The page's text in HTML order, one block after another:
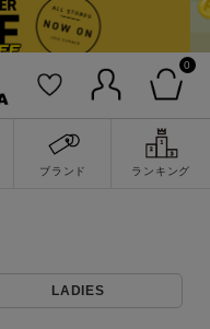
0
ブランド ランキング
LADIES